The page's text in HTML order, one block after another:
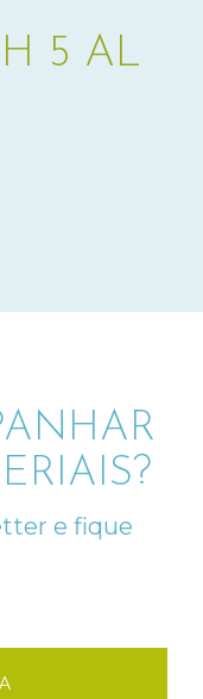
5 AL
e fique